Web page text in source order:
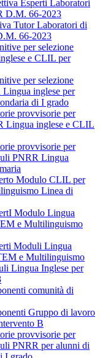
Esperti Laboratori
D.M. 66-2023
Tutor Laboratori di
66-2023
per selezione
e CLIL per
per selezione
inglese per
di I grado
provvisorie per
Lingua inglese e CLIL
provvisorie per
PNRR Lingua
Modulo CLIL per
Linea di
Modulo Lingua
e Multilinguismo
Moduli Lingua
e Multilinguismo
Lingua Inglese per
comunità di
Gruppo di lavoro
B
provvisorie per
PNRR per alunni di